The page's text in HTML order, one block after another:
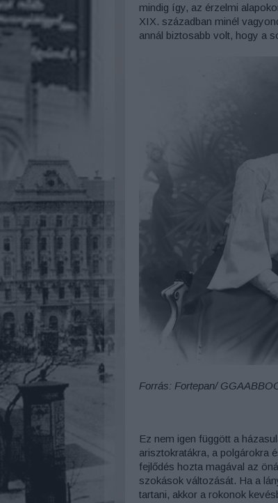
mindig így, az érzelmi
XIX. században minél
annál biztosabb volt, hogy a
Forrás: Fortepan/
Ez nem igen függött a
arisztokratákra, a polgárokra
fejlődés hozta magával az
szokások változását. Ha a
tartani, akkor a rokonok